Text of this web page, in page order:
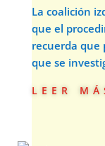
La coalición
que el
recuerda que
que se
leer